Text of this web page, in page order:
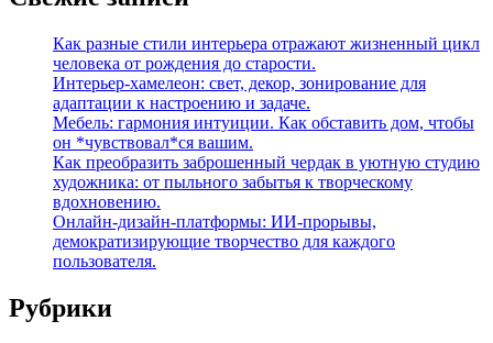
Как разные стили интерьера отражают жизненный цикл
человека от рождения до старости.
Интерьер-хамелеон: свет, декор, зонирование для
адаптации к настроению и задаче.
Мебель: гармония интуиции. Как обставить дом, чтобы
он *чувствовал*ся вашим.
Как преобразить заброшенный чердак в уютную студию
художника: от пыльного забытья к творческому
вдохновению.
Онлайн-дизайн-платформы: ИИ-прорывы,
демократизирующие творчество для каждого
пользователя.
Рубрики